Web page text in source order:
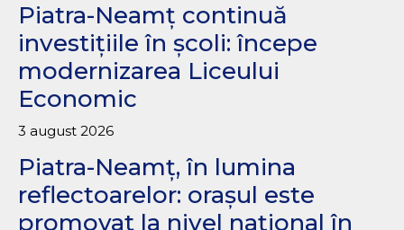
Piatra-Neamț continuă
investițiile în școli: începe
modernizarea Liceului
Economic
3 august 2026
Piatra-Neamț, în lumina
reflectoarelor: orașul este
promovat la nivel național în